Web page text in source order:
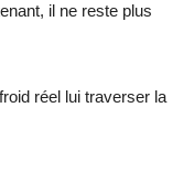
il ne reste plus
réel lui traverser la